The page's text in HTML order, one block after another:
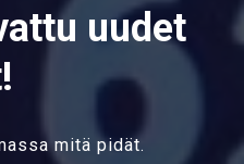
uudet
mitä pidät.